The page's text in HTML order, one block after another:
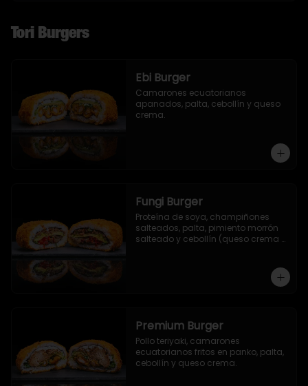
Tori Burgers
Ebi Burger
Camarones ecuatorianos
apanados, palta, cebollín y queso
crema.
Fungi Burger
Proteína de soya, champiñones
salteados, palta, pimiento morrón
salteado y cebollín (queso crema
Premium Burger
Pollo teriyaki, camarones
ecuatorianos fritos en panko, palta,
cebollín y queso crema.